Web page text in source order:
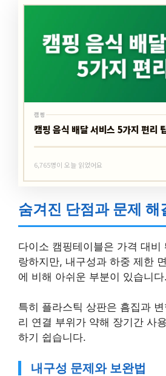
캠핑
캠핑 음식 배달 서비스 5가지 편리
6,765명이 오늘 읽었어요
숨겨진 단점과 문제 해
다이소 캠핑테이블은 가격 대비
랑하지만, 내구성과 하중 제한
에 비해 아쉬운 부분이 있습니다.
특히 플라스틱 상판은 흠집과
리 연결 부위가 약해 장기간 사
하기 쉽습니다.
내구성 문제와 보완법